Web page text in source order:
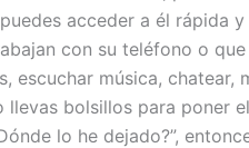
acceder a él rápida
con su teléfono o
escuchar música, chatear,
llevas bolsillos para poner
lo he dejado?”,